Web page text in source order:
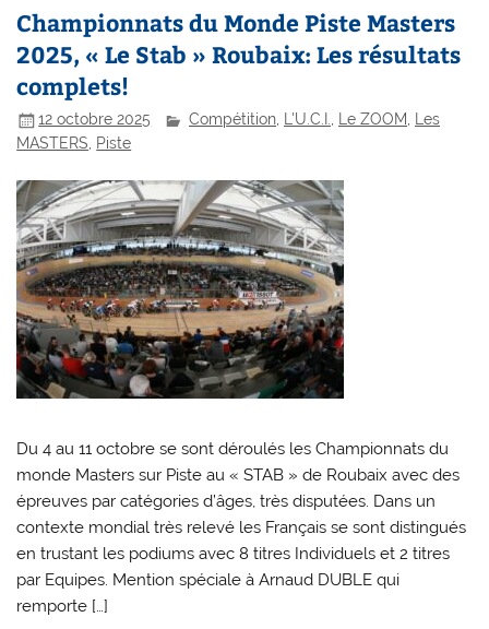
Championnats du Monde Piste Masters
2025, « Le Stab » Roubaix: Les résultats
complets!
12 octobre 2025 Compétition, L'U.C.I., Le ZOOM, Les
MASTERS
Piste
Du 4 au 11 octobre se sont déroulés les Championnats du
monde Masters sur Piste au « STAB » de Roubaix avec des
épreuves par catégories d’âges, très disputées. Dans un
contexte mondial très relevé les Français se sont distingués
en trustant les podiums avec 8 titres Individuels et 2 titres
par Equipes. Mention spéciale à Arnaud DUBLE qui
remporte […]